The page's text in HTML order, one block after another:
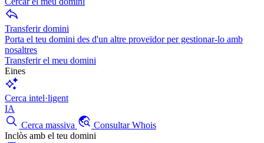
Transferir domini
Porta el teu domini des d'un altre proveïdor per gestionar-lo amb
nosaltres
Transferir el meu domini
Eines
Cerca intel·ligent
IA
Cerca massiva
Consultar Whois
Inclòs amb el teu domini